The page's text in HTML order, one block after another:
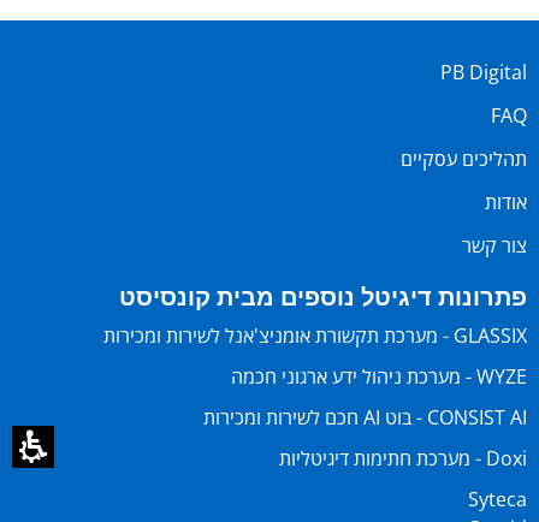
PB Digital
FAQ
תהליכים עסקיים
אודות
צור קשר
פתרונות דיגיטל נוספים מבית קונסיסט
GLASSIX - מערכת תקשורת אומניצ'אנל לשירות ומכירות
WYZE - מערכת ניהול ידע ארגוני חכמה
CONSIST AI - בוט AI חכם לשירות ומכירות
Doxi - מערכת חתימות דיגיטליות
Syteca